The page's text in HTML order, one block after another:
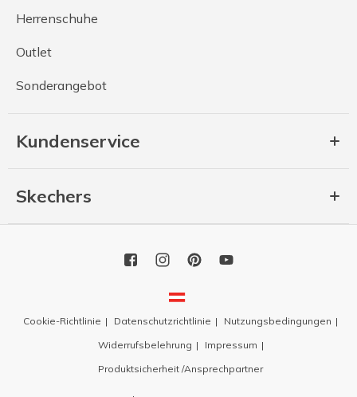
Herrenschuhe
Outlet
Sonderangebot
Kundenservice
Skechers
Cookie-Richtlinie Datenschutzrichtlinie
Nutzungsbedingungen
Widerrufsbelehrung
Impressum
Produktsicherheit /Ansprechpartner